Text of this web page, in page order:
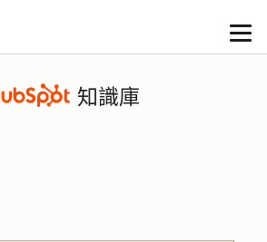
知識庫